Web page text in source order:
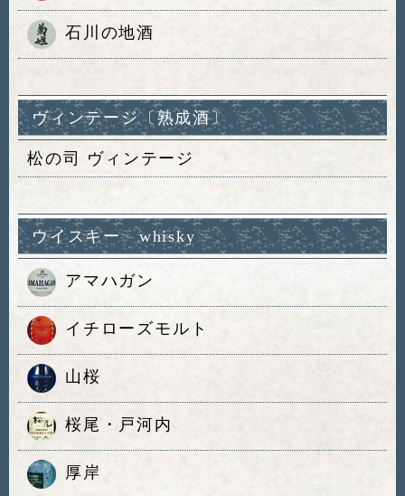
石川の地酒
ヴィンテージ〔熟成酒〕
松の司 ヴィンテージ
ウイスキー whisky
アマハガン
イチローズモルト
山桜
桜尾・戸河内
厚岸